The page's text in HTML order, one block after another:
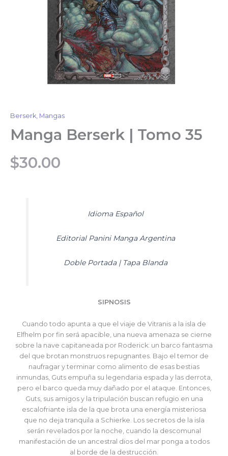
Berserk, Mangas
Manga Berserk | Tomo 35
$30.00
Idioma Español
Editorial Panini Manga Argentina
Doble Portada | Tapa Blanda
SIPNOSIS
Cuando todo apunta a que el viaje de Vitranis a la isla de
Elfhelm por fin será apacible, una nueva amenaza se cierne
sobre la nave capitaneada por Roderick: un barco fantasma
del que brotan monstruos repugnantes. Bajo el temor de
naufragar y terminar como alimento de esas bestias
inmundas, Guts empuña su legendaria espada y las derrota,
pero el barco queda muy dañado por el ataque. Entonces,
Guts, sus amigos y la tripulación buscan refugio en una
escalofriante isla de la que brota una energía misteriosa
que no deja tranquila a Schierke. Los secretos de la isla
serán revelados por la noche, cuando la descomunal
manifestación de un ancestral dios del mar ponga a todos
al borde de la destrucción.